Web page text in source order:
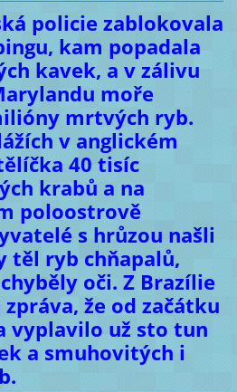
policie zablokovala
kam popadala
kavek, a v zálivu
moře
mrtvých ryb.
v anglickém
40 tisíc
krabů a na
poloostrově
s hrůzou našli
těl ryb chňapalů,
oči. Z Brazílie
že od začátku
vyplavilo už sto tun
a smuhovitých i